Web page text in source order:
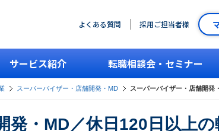
よくある質問 採用ご担当者様
サービス紹介 転職相談会・セミナー
スーパーバイザー・店舗開発・MD スーパーバイザー・店舗開発
発・MD／休日120日以上